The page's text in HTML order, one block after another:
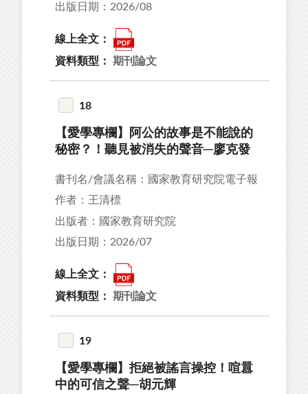
出版日期：2026/08
線上全文：
資料類型： 期刊論文
18
【愛學專欄】阿公的故事是不能說的
秘密？！聽見被消失的聲音─廖克發
書刊名/會議名稱：國家教育研究院電子報
作者：王清標
出版者：國家教育研究院
出版日期：2026/07
線上全文：
資料類型： 期刊論文
19
【愛學專欄】拒絕被謠言操控！喧囂
中的可信之聲─胡元輝